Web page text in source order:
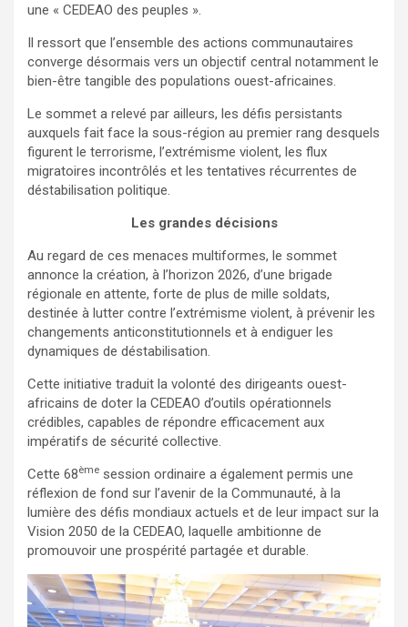
une « CEDEAO des peuples ».
Il ressort que l’ensemble des actions communautaires
converge désormais vers un objectif central notamment le
bien-être tangible des populations ouest-africaines.
Le sommet a relevé par ailleurs, les défis persistants
auxquels fait face la sous-région au premier rang desquels
figurent le terrorisme, l’extrémisme violent, les flux
migratoires incontrôlés et les tentatives récurrentes de
déstabilisation politique.
Les grandes décisions
Au regard de ces menaces multiformes, le sommet
annonce la création, à l’horizon 2026, d’une brigade
régionale en attente, forte de plus de mille soldats,
destinée à lutter contre l’extrémisme violent, à prévenir les
changements anticonstitutionnels et à endiguer les
dynamiques de déstabilisation.
Cette initiative traduit la volonté des dirigeants ouest-
africains de doter la CEDEAO d’outils opérationnels
crédibles, capables de répondre efficacement aux
impératifs de sécurité collective.
Cette 68ème session ordinaire a également permis une
réflexion de fond sur l’avenir de la Communauté, à la
lumière des défis mondiaux actuels et de leur impact sur la
Vision 2050 de la CEDEAO, laquelle ambitionne de
promouvoir une prospérité partagée et durable.